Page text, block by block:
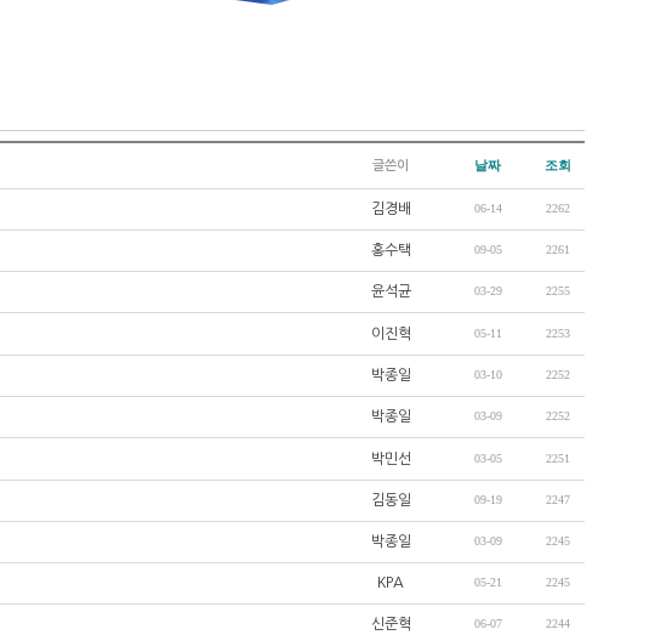
글쓴이 날짜 조회
김경배 06-14 2262
홍수택 09-05 2261
윤석균 03-29 2255
이진혁 05-11 2253
박종일 03-10 2252
박종일 03-09 2252
박민선 03-05 2251
김동일 09-19 2247
박종일 03-09 2245
KPA 05-21 2245
신준혁 06-07 2244